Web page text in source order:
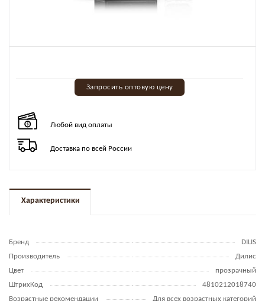
Запросить оптовую цену
Любой вид оплаты
Доставка по всей России
Характеристики
Бренд
DILIS
Производитель
Дилис
Цвет
прозрачный
ШтрихКод
4810212018740
Возрастные рекомендации
Для всех возрастных категорий